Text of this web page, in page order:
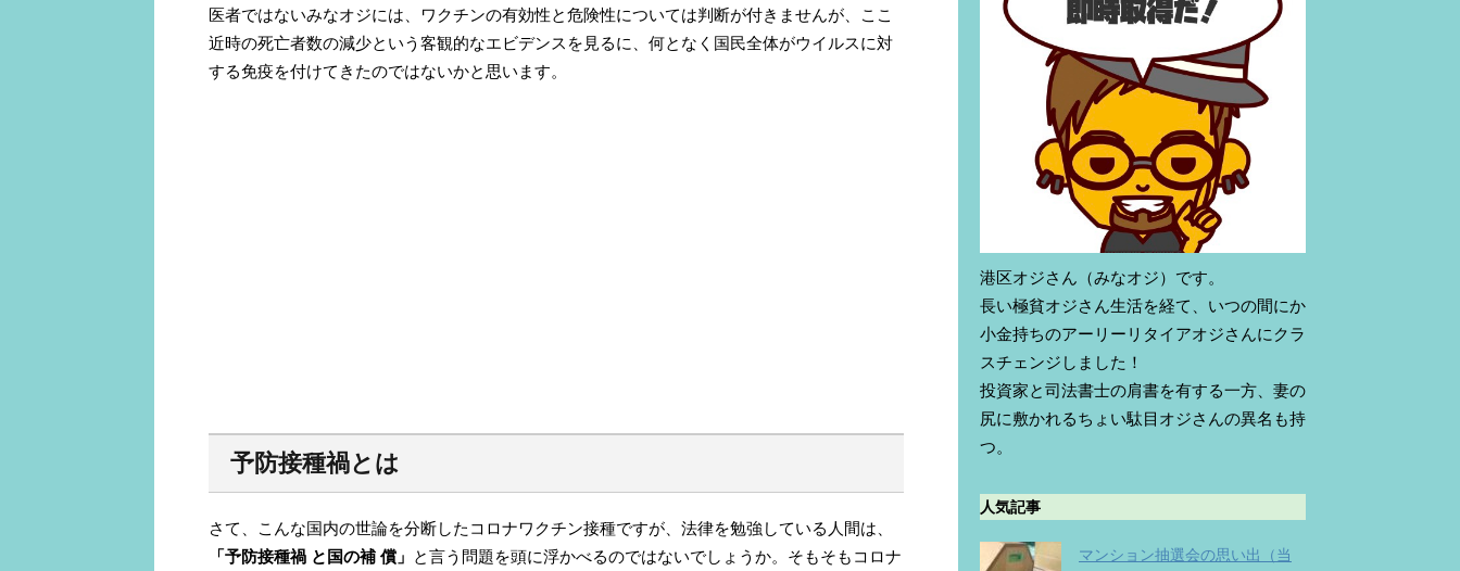
医者ではないみなオジには、ワクチンの有効性と危険性については判断が付きませんが、ここ
近時の死亡者数の減少という客観的なエビデンスを見るに、何となく国民全体がウイルスに対
する免疫を付けてきたのではないかと思います。
予防接種禍とは
さて、こんな国内の世論を分断したコロナワクチン接種ですが、法律を勉強している人間は、
「予防接種禍 と国の補 償」 と言う問題を頭に浮かべるのではないでしょうか。そもそもコロナ
港区オジさん（みなオジ）です。
長い極貧オジさん生活を経て、いつの間にか
小金持ちのアーリーリタイアオジさんにクラ
スチェンジしました！
投資家と司法書士の肩書を有する一方、妻の
尻に敷かれるちょい駄目オジさんの異名も持
つ。
人気記事
マンション抽選会の思い出（当